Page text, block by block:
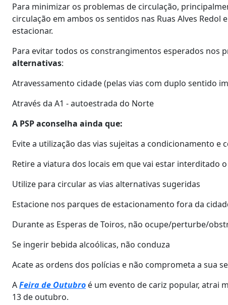
Para minimizar os problemas de circulação,
circulação em ambos os sentidos nas Ruas Alves
estacionar.
Para evitar todos os constrangimentos esperados nos
alternativas:
Atravessamento cidade (pelas vias com duplo sentido
Através da A1 - autoestrada do Norte
A PSP aconselha ainda que:
Evite a utilização das vias sujeitas a condicionamento e
Retire a viatura dos locais em que vai estar interditado
Utilize para circular as vias alternativas sugeridas
Estacione nos parques de estacionamento fora da
Durante as Esperas de Toiros, não ocupe/perturbe/
Se ingerir bebida alcoólicas, não conduza
Acate as ordens dos polícias e não comprometa a sua
AFeira de Outubro é um evento de cariz popular, atrai
13 de outubro.